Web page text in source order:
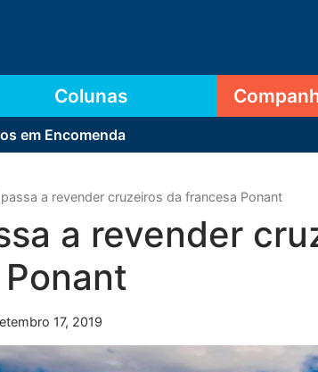
em Encomenda
Colunas
passa a revender cruzeiros da francesa Ponant
a revender
17, 2019